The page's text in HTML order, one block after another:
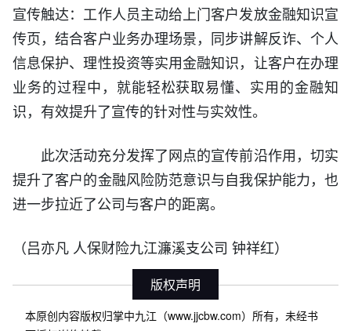
宣传触达：工作人员主动给上门客户发放金融知识宣
传页，结合客户业务办理场景，同步讲解反诈、个人
信息保护、理性投资等实用金融知识，让客户在办理
业务的过程中，就能轻松获取易懂、实用的金融知
识，有效提升了宣传的针对性与实效性。
此次活动充分发挥了网点的宣传前沿作用，切实
提升了客户的金融风险防范意识与自我保护能力，也
进一步拉近了公司与客户的距离。
（吕亦凡 人保财险九江濂溪支公司 钟祥红）
版权声明
本原创内容版权归掌中九江（www.jjcbw.com）所有，未经书